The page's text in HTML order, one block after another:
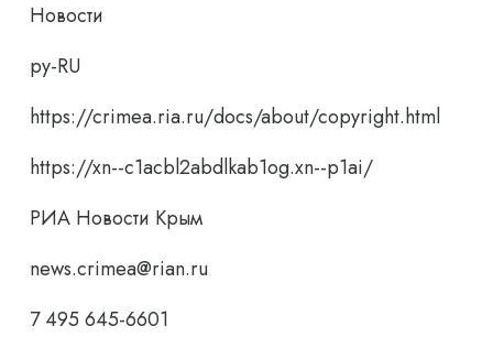
Новости
ру-RU
https://crimea.ria.ru/docs/about/copyright.html
https://xn--c1acbl2abdlkab1og.xn--p1ai/
РИА Новости Крым
news.crimea@rian.ru
7 495 645-6601